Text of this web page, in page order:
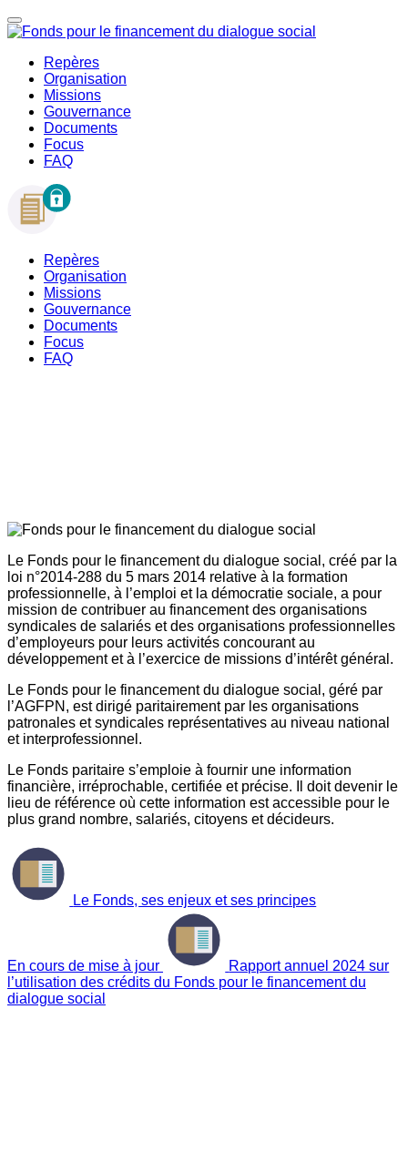
Repères
Organisation
Missions
Gouvernance
Documents
Focus
FAQ
Repères
Organisation
Missions
Gouvernance
Documents
Focus
FAQ
Le Fonds pour le financement du dialogue social, créé par la
loi n°2014-288 du 5 mars 2014 relative à la formation
professionnelle, à l’emploi et la démocratie sociale, a pour
mission de contribuer au financement des organisations
syndicales de salariés et des organisations professionnelles
d’employeurs pour leurs activités concourant au
développement et à l’exercice de missions d’intérêt général.
Le Fonds pour le financement du dialogue social, géré par
l’AGFPN, est dirigé paritairement par les organisations
patronales et syndicales représentatives au niveau national
et interprofessionnel.
Le Fonds paritaire s’emploie à fournir une information
financière, irréprochable, certifiée et précise. Il doit devenir le
lieu de référence où cette information est accessible pour le
plus grand nombre, salariés, citoyens et décideurs.
Le Fonds, ses enjeux et ses principes
En cours de mise à jour
Rapport annuel 2024 sur
l’utilisation des crédits du Fonds pour le financement du
dialogue social